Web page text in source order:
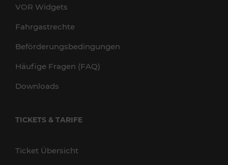
VOR Widgets
Fahrgastrechte
Beförderungsbedingungen
Häufige Fragen (FAQ)
Downloads
TICKETS & TARIFE
Ticket Übersicht